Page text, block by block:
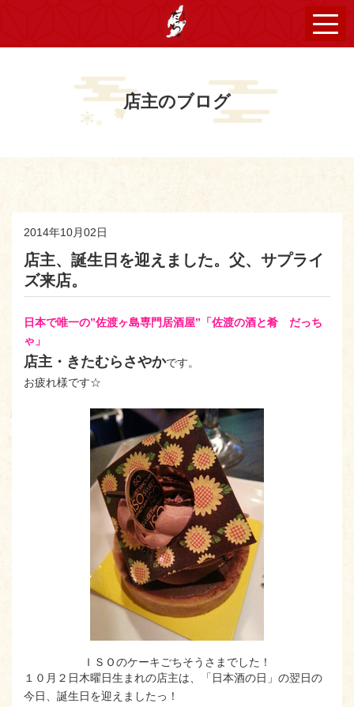
店主のブログ
2014年10月02日
店主、誕生日を迎えました。父、サプライ
ズ来店。
日本で唯一の”佐渡ヶ島専門居酒屋”「佐渡の酒と肴 だっち
ゃ」
店主・きたむらさやかです。
お疲れ様です☆
ＩＳＯのケーキごちそうさまでした！
１０月２日木曜日生まれの店主は、「日本酒の日」の翌日の
今日、誕生日を迎えましたっ！